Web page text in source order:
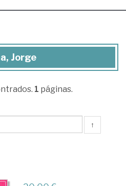
Jorge
1 páginas.
↑